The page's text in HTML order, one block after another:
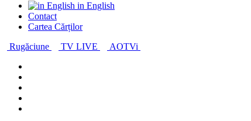
in English
Contact
Cartea Cărților
Rugăciune
TV LIVE AOTVi